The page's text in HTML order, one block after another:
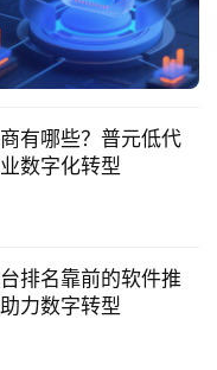
有哪些？普元低代
数字化转型
排名靠前的软件推
力数字转型